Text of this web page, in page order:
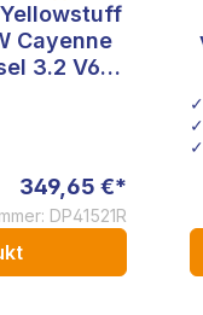
Durchschnittliche
Cayenne
3.2 V6
ZL18
349,65 €*
DP41521R